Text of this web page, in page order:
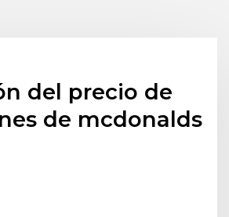
del precio de
de mcdonalds